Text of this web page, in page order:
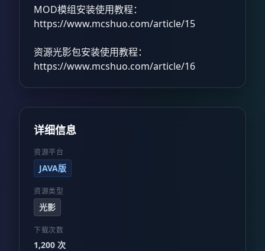
MOD模组安装使用教程：
https://www.mcshuo.com/article/15
资源光影包安装使用教程：
https://www.mcshuo.com/article/16
详细信息
资源平台
JAVA版
资源类型
光影
下载次数
1,200 次